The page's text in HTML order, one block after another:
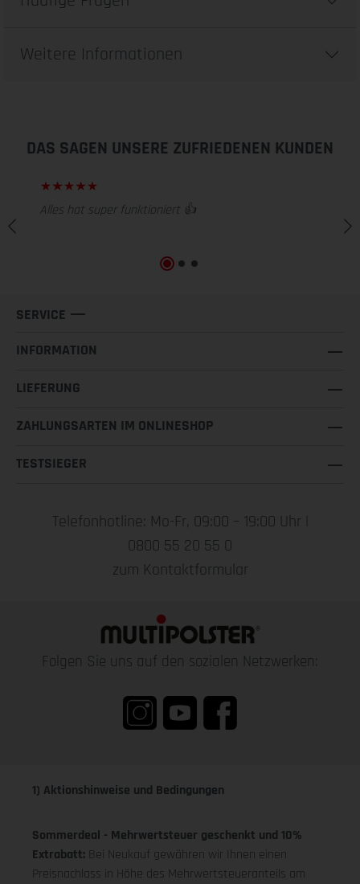
Weitere Informationen
DAS SAGEN UNSERE ZUFRIEDENEN KUNDEN
Alles hat super funktioniert 👍
SERVICE
INFORMATION
LIEFERUNG
ZAHLUNGSARTEN IM ONLINESHOP
TESTSIEGER
Telefonhotline: Mo-Fr, 09:00 – 19:00 Uhr |
0800 55 20 55 0
zum Kontaktformular
Folgen Sie uns auf den sozialen Netzwerken:
1) Aktionshinweise und Bedingungen
Sommerdeal - Mehrwertsteuer geschenkt und 10%
Extrabatt: Bei Neukauf gewähren wir Ihnen einen
Preisnachlass in Höhe des Mehrwertsteueranteils am